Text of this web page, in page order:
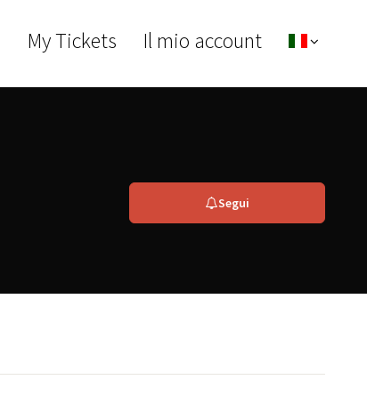
My Tickets Il mio account
Segui